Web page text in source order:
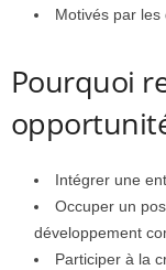
Motivés par les
Pourquoi
Intégrer une
Occuper un
développement
Participer à la